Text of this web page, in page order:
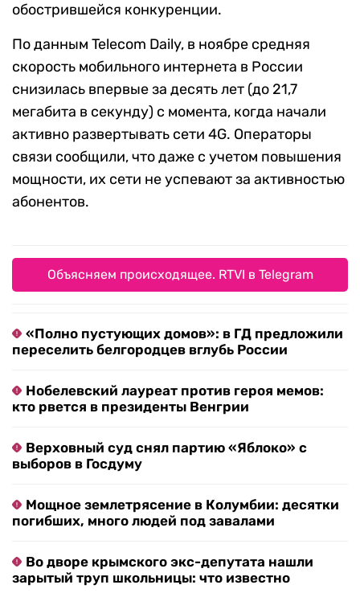
обострившейся конкуренции.
По данным Telecom Daily, в ноябре средняя
скорость мобильного интернета в России
снизилась впервые за десять лет (до 21,7
мегабита в секунду) с момента, когда начали
активно развертывать сети 4G. Операторы
связи сообщили, что даже с учетом повышения
мощности, их сети не успевают за активностью
абонентов.
Объясняем происходящее. RTVI в Telegram
«Полно пустующих домов»: в ГД предложили
переселить белгородцев вглубь России
Нобелевский лауреат против героя мемов:
кто рвется в президенты Венгрии
Верховный суд снял партию «Яблоко» с
выборов в Госдуму
Мощное землетрясение в Колумбии: десятки
погибших, много людей под завалами
Во дворе крымского экс-депутата нашли
зарытый труп школьницы: что известно